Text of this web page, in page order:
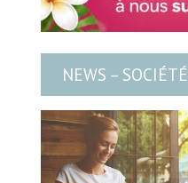
NEWS – SOCIÉTÉ